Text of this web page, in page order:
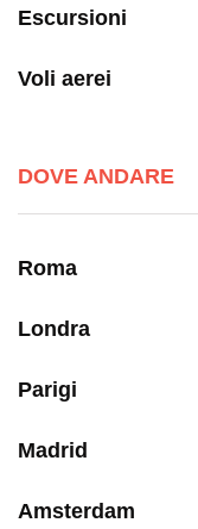
Escursioni
Voli aerei
DOVE ANDARE
Roma
Londra
Parigi
Madrid
Amsterdam